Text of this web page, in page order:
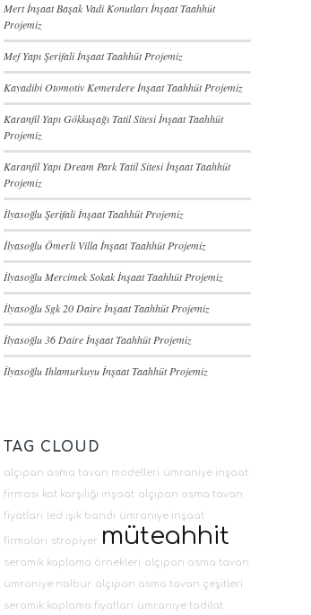
Mert İnşaat Başak Vadi Konutları İnşaat Taahhüt
Projemiz
Mef Yapı Şerifali İnşaat Taahhüt Projemiz
Kayadibi Otomotiv Kemerdere İnşaat Taahhüt Projemiz
Karanfil Yapı Gökkuşağı Tatil Sitesi İnşaat Taahhüt
Projemiz
Karanfil Yapı Dream Park Tatil Sitesi İnşaat Taahhüt
Projemiz
İlyasoğlu Şerifali İnşaat Taahhüt Projemiz
İlyasoğlu Ömerli Villa İnşaat Taahhüt Projemiz
İlyasoğlu Mercimek Sokak İnşaat Taahhüt Projemiz
İlyasoğlu Sgk 20 Daire İnşaat Taahhüt Projemiz
İlyasoğlu 36 Daire İnşaat Taahhüt Projemiz
İlyasoğlu Ihlamurkuyu İnşaat Taahhüt Projemiz
TAG CLOUD
alçıpan asma tavan modelleri ümraniye inşaat
firması kat karşılığı inşaat alçıpan asma tavan
fiyatları led ışık bandı ümraniye inşaat
firmaları stropiyer müteahhit
seramik kaplama örnekleri alçıpan asma tavan
ümraniye nalbur alçıpan asma tavan çeşitleri
seramik kaplama fiyatları ümraniye tadilat